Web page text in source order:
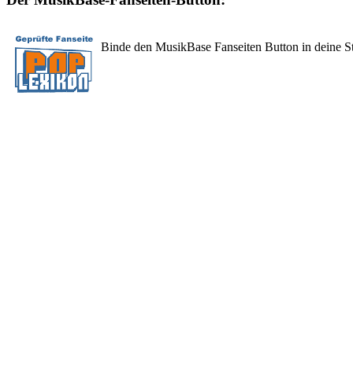
Binde den MusikBase Fanseiten Button in deine